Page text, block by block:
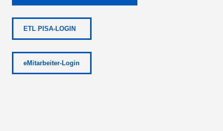
ETL PISA-LOGIN
eMitarbeiter-Login